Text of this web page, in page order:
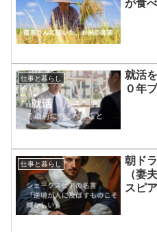
が食
仕事と暮らし
就活
０年
仕事と暮らし
朝ド
（妻
スピ